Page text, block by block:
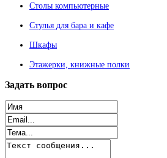
Столы компьютерные
Стулья для бара и кафе
Шкафы
Этажерки, книжные полки
Задать вопрос